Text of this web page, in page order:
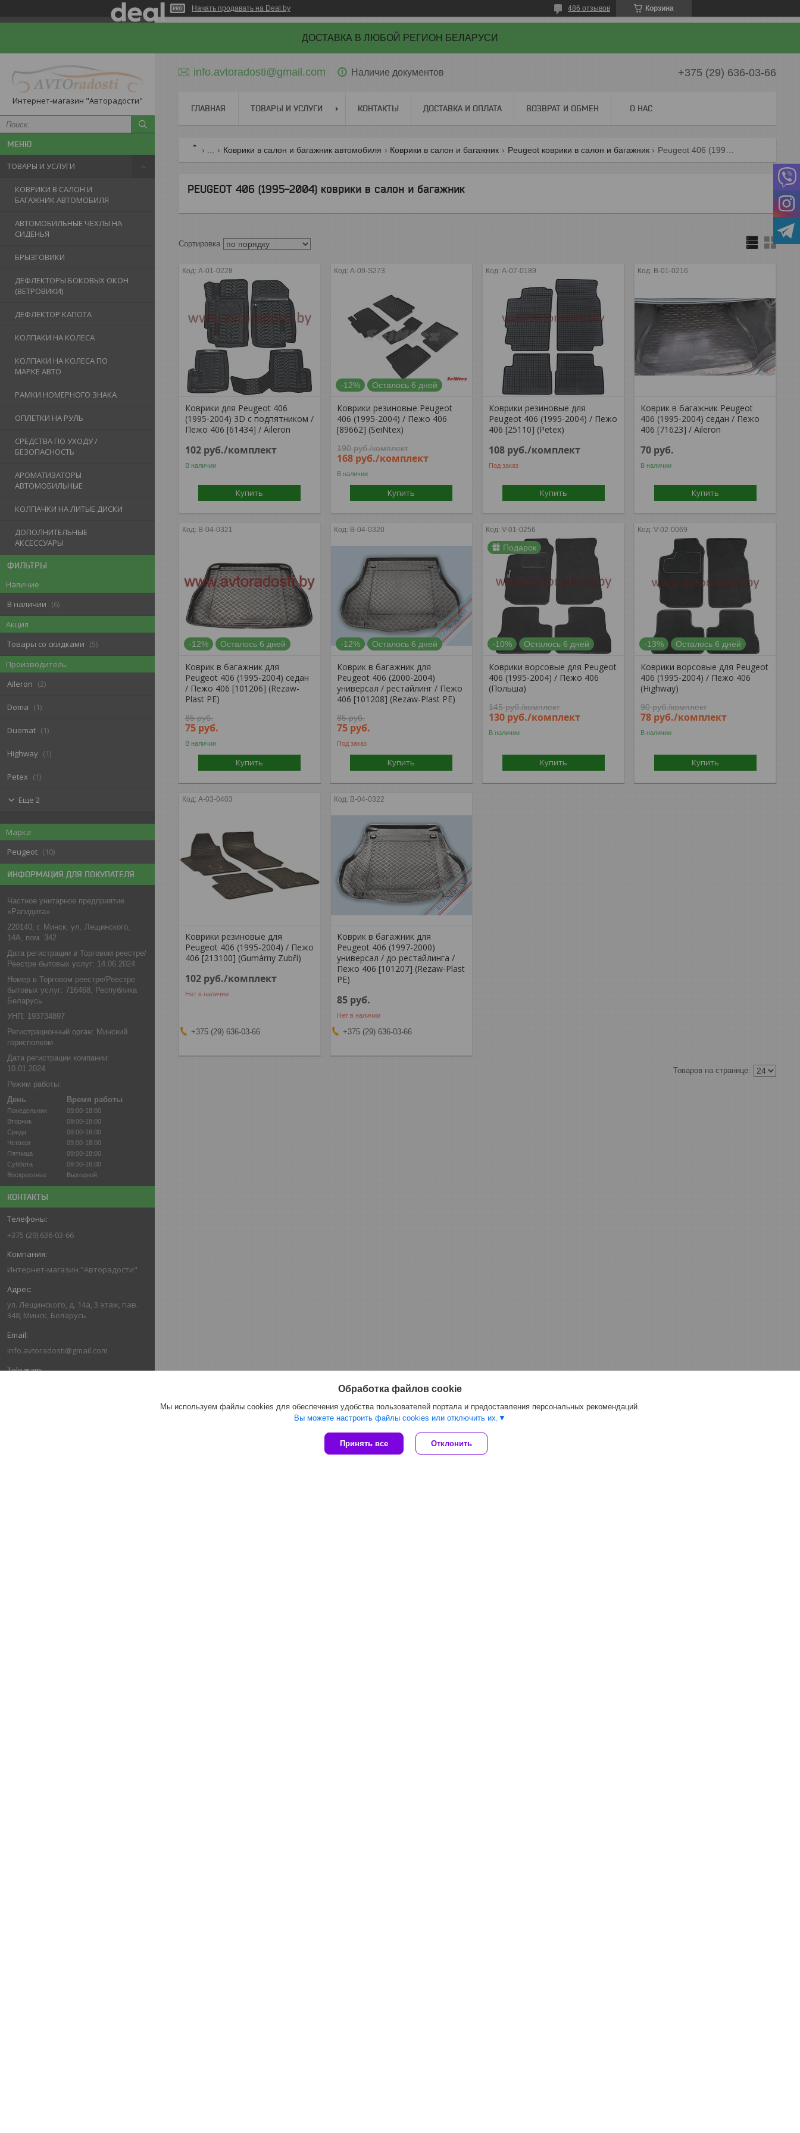
Начать продавать на Deal.by Корзина
486 отзывов
ДОСТАВКА В ЛЮБОЙ РЕГИОН БЕЛАРУСИ
Интернет-магазин "Авторадости"
ТОВАРЫ И УСЛУГИ
КОВРИКИ В САЛОН И
БАГАЖНИК АВТОМОБИЛЯ
АВТОМОБИЛЬНЫЕ ЧЕХЛЫ НА
СИДЕНЬЯ
БРЫЗГОВИКИ
ДЕФЛЕКТОРЫ БОКОВЫХ ОКОН
(ВЕТРОВИКИ)
ДЕФЛЕКТОР КАПОТА
КОЛПАКИ НА КОЛЕСА
КОЛПАКИ НА КОЛЕСА ПО
МАРКЕ АВТО
РАМКИ НОМЕРНОГО ЗНАКА
ОПЛЕТКИ НА РУЛЬ
СРЕДСТВА ПО УХОДУ /
БЕЗОПАСНОСТЬ
АРОМАТИЗАТОРЫ
АВТОМОБИЛЬНЫЕ
КОЛПАЧКИ НА ЛИТЫЕ ДИСКИ
ДОПОЛНИТЕЛЬНЫЕ
АКСЕССУАРЫ
ФИЛЬТРЫ
Наличие
В наличии
6
Акция
Товары со скидками
5
Производитель
Aileron
2
Doma 1
Duomat 1
Highway 1
Petex 1
Еще 2
Марка
Peugeot
10
ИНФОРМАЦИЯ ДЛЯ ПОКУПАТЕЛЯ
Частное унитарное предприятие
«Рапидита»
220140, г. Минск, ул. Лещинского,
14А, пом. 342
Дата регистрации в Торговом реестре/
Реестре бытовых услуг: 14.06.2024
Номер в Торговом реестре/Реестре
бытовых услуг: 716468, Республика
Беларусь
УНП: 193734897
Регистрационный орган: Минский
горисполком
Дата регистрации компании:
10.01.2024
Режим работы:
День
Время работы
Понедельник
09:00-18:00
Вторник
09:00-18:00
Среда
09:00-18:00
Четверг
09:00-18:00
Пятница
09:00-18:00
Суббота
09:30-16:00
Воскресенье
Выходной
КОНТАКТЫ
+375 (29) 636-03-66
Интернет-магазин "Авторадости"
ул. Лещинского, д. 14а, 3 этаж, пав.
348, Минск, Беларусь
info.avtoradosti@gmail.com
info.avtoradosti@gmail.com Наличие документов +375 (29) 636-03-66
ГЛАВНАЯ ТОВАРЫ И УСЛУГИ КОНТАКТЫ ДОСТАВКА И ОПЛАТА ВОЗВРАТ И ОБМЕН О НАС
Коврики в салон и багажник автомобиля Коврики в салон и багажник Peugeot коврики в салон и багажник
PEUGEOT 406 (1995-2004) коврики в салон и багажник
A-01-0228
Коврики для Peugeot 406
(1995-2004) 3D c подпятником /
Пежо 406 [61434] / Aileron
102 руб./комплект
В наличии
Купить
A-09-S273
-12% Осталось 6 дней
Коврики резиновые Peugeot
406 (1995-2004) / Пежо 406
[89662] (SeiNtex)
190руб./комплект
168 руб./комплект
В наличии
Купить
A-07-0189
Коврики резиновые для
Peugeot 406 (1995-2004) / Пежо
406 [25110] (Petex)
108 руб./комплект
Под заказ
Купить
B-01-0216
Коврик в багажник Peugeot
406 (1995-2004) седан / Пежо
406 [71623] / Aileron
70 руб.
В наличии
Купить
B-04-0321
-12% Осталось 6 дней
Коврик в багажник для
Peugeot 406 (1995-2004) седан
/ Пежо 406 [101206] (Rezaw-
Plast PE)
85руб.
75 руб.
В наличии
Купить
B-04-0320
-12% Осталось 6 дней
Коврик в багажник для
Peugeot 406 (2000-2004)
универсал / рестайлинг / Пежо
406 [101208] (Rezaw-Plast PE)
85руб.
75 руб.
Под заказ
Купить
V-01-0256
Подарок
-10% Осталось 6 дней
Коврики ворсовые для Peugeot
406 (1995-2004) / Пежо 406
(Польша)
145руб./комплект
130 руб./комплект
В наличии
Купить
V-02-0069
-13% Осталось 6 дней
Коврики ворсовые для Peugeot
406 (1995-2004) / Пежо 406
(Highway)
90руб./комплект
78 руб./комплект
В наличии
Купить
A-03-0403
Коврики резиновые для
Peugeot 406 (1995-2004) / Пежо
406 [213100] (Gumárny Zubří)
102 руб./комплект
Нет в наличии
+375 (29) 636-03-66
B-04-0322
Коврик в багажник для
Peugeot 406 (1997-2000)
универсал / до рестайлинга /
Пежо 406 [101207] (Rezaw-Plast
PE)
85 руб.
Нет в наличии
+375 (29) 636-03-66
Обработка файлов cookie
Мы используем файлы cookies для обеспечения удобства пользователей портала и предоставления персональных рекомендаций.
Вы можете настроить файлы cookies или отключить их.
Принять все Отклонить